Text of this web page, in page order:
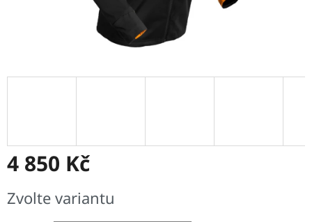
4 850 Kč
cena:
Zvolte variantu